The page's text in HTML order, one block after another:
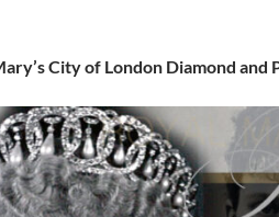
City of London Diamond and